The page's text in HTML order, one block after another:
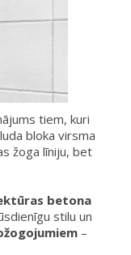
tiem, kuri
bloka virsma
žoga līniju, bet
betona
stilu un
–